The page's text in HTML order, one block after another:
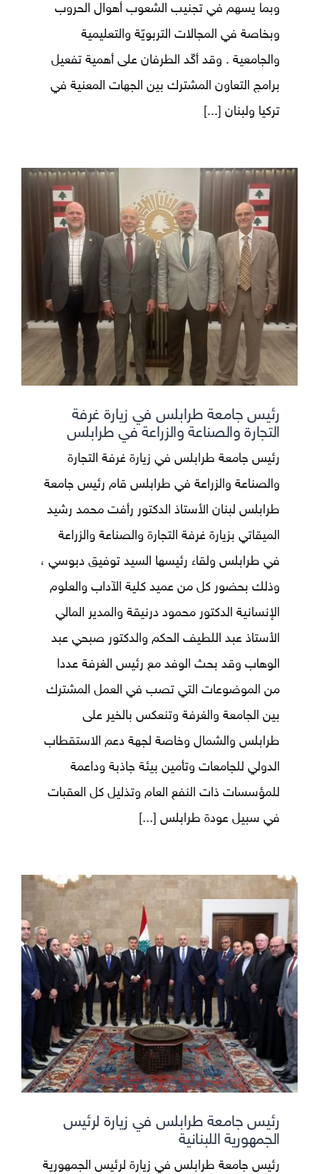
وبما يسهم في تجنيب الشعوب أهوال الحروب
وبخاصة في المجالات التربويّة والتعليمية
والجامعية . وقد أكّد الطرفان على أهمية تفعيل
برامج التعاون المشترك بين الجهات المعنية في
تركيا ولبنان [...]
رئيس جامعة طرابلس في زيارة غرفة
التجارة والصناعة والزراعة في طرابلس
رئيس جامعة طرابلس في زيارة غرفة التجارة
والصناعة والزراعة في طرابلس قام رئيس جامعة
طرابلس لبنان الأستاذ الدكتور رأفت محمد رشيد
الميقاتي بزيارة غرفة التجارة والصناعة والزراعة
في طرابلس ولقاء رئيسها السيد توفيق دبوسي ،
وذلك بحضور كل من عميد كلية الآداب والعلوم
الإنسانية الدكتور محمود درنيقة والمدير المالي
الأستاذ عبد اللطيف الحكم والدكتور صبحي عبد
الوهاب وقد بحث الوفد مع رئيس الغرفة عددا
من الموضوعات التي تصب في العمل المشترك
بين الجامعة والغرفة وتنعكس بالخير على
طرابلس والشمال وخاصة لجهة دعم الاستقطاب
الدولي للجامعات وتأمين بيئة جاذبة وداعمة
للمؤسسات ذات النفع العام وتذليل كل العقبات
في سبيل عودة طرابلس [...]
رئيس جامعة طرابلس في زيارة لرئيس
الجمهورية اللبنانية
رئيس جامعة طرابلس في زيارة لرئيس الجمهورية